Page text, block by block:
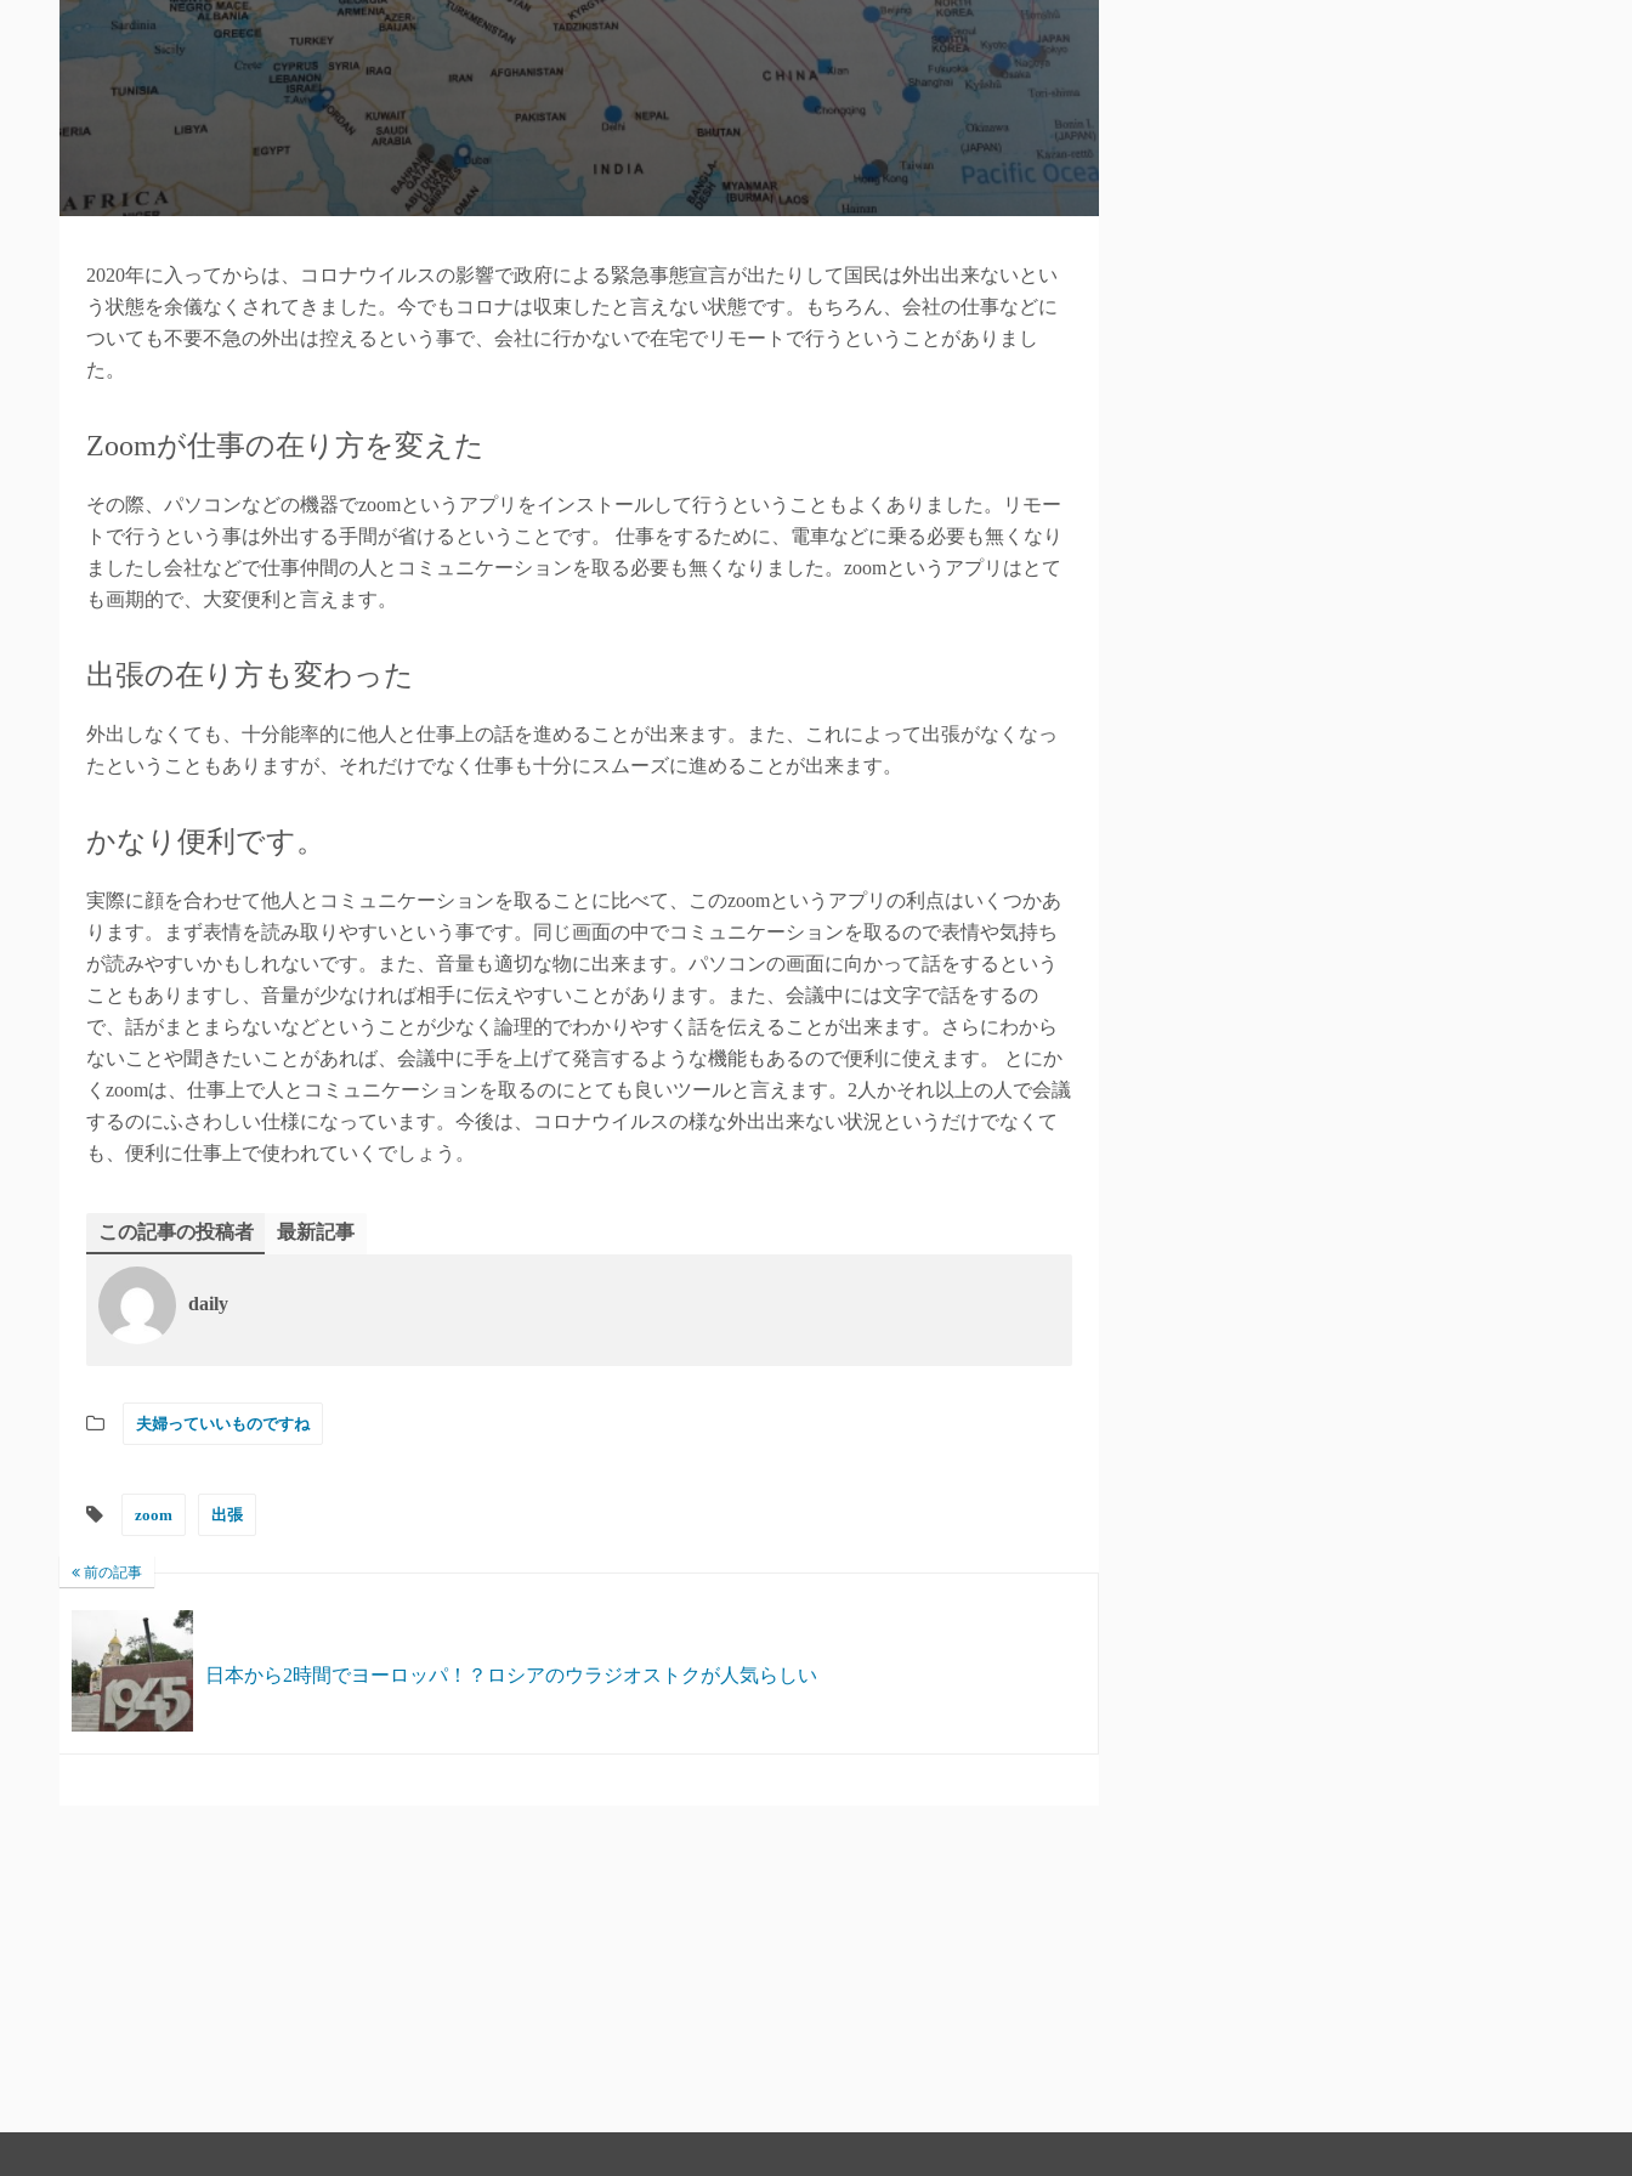
2020年に入ってからは、コロナウイルスの影響で政府による緊急事態宣言が出たりして国民は外出出来ないとい
う状態を余儀なくされてきました。今でもコロナは収束したと言えない状態です。もちろん、会社の仕事などに
ついても不要不急の外出は控えるという事で、会社に行かないで在宅でリモートで行うということがありまし
た。
Zoomが仕事の在り方を変えた
その際、パソコンなどの機器でzoomというアプリをインストールして行うということもよくありました。リモー
トで行うという事は外出する手間が省けるということです。 仕事をするために、電車などに乗る必要も無くなり
ましたし会社などで仕事仲間の人とコミュニケーションを取る必要も無くなりました。zoomというアプリはとて
も画期的で、大変便利と言えます。
出張の在り方も変わった
外出しなくても、十分能率的に他人と仕事上の話を進めることが出来ます。また、これによって出張がなくなっ
たということもありますが、それだけでなく仕事も十分にスムーズに進めることが出来ます。
かなり便利です。
実際に顔を合わせて他人とコミュニケーションを取ることに比べて、このzoomというアプリの利点はいくつかあ
ります。まず表情を読み取りやすいという事です。同じ画面の中でコミュニケーションを取るので表情や気持ち
が読みやすいかもしれないです。また、音量も適切な物に出来ます。パソコンの画面に向かって話をするという
こともありますし、音量が少なければ相手に伝えやすいことがあります。また、会議中には文字で話をするの
で、話がまとまらないなどということが少なく論理的でわかりやすく話を伝えることが出来ます。さらにわから
ないことや聞きたいことがあれば、会議中に手を上げて発言するような機能もあるので便利に使えます。 とにか
くzoomは、仕事上で人とコミュニケーションを取るのにとても良いツールと言えます。2人かそれ以上の人で会議
するのにふさわしい仕様になっています。今後は、コロナウイルスの様な外出出来ない状況というだけでなくて
も、便利に仕事上で使われていくでしょう。
この記事の投稿者 最新記事
daily
夫婦っていいものですね
zoom 出張
前の記事
日本から2時間でヨーロッパ！？ロシアのウラジオストクが人気らしい